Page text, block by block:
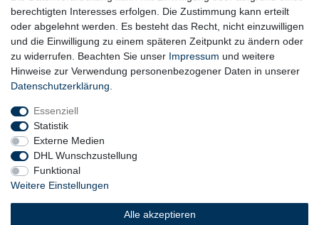
Widerrufs­recht
berechtigten Interesses erfolgen. Die Zustimmung kann erteilt
oder abgelehnt werden. Es besteht das Recht, nicht einzuwilligen
und die Einwilligung zu einem späteren Zeitpunkt zu ändern oder
zu widerrufen. Beachten Sie unser Impressum und weitere
Hinweise zur Verwendung personenbezogener Daten in unserer
Daten­schutz­erklärung
Essenziell
Statistik
Externe Medien
DHL Wunschzustellung
Funktional
Weitere Einstellungen
Alle akzeptieren